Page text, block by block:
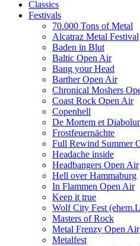
Classics
Festivals
70.000 Tons of Metal
Alcatraz Metal Festival
Baden in Blut
Baltic Open Air
Bang your Head
Barther Open Air
Chronical Moshers
Coast Rock Open Air
Copenhell
De Mortem et
Frostfeuernächte
Full Rewind Summer
Headache inside
Headbangers Open Air
Hell over Hammaburg
In Flammen Open Air
Keep it true
Wolf City Fest
Masters of Rock
Metal Frenzy Open Air
Metalfest